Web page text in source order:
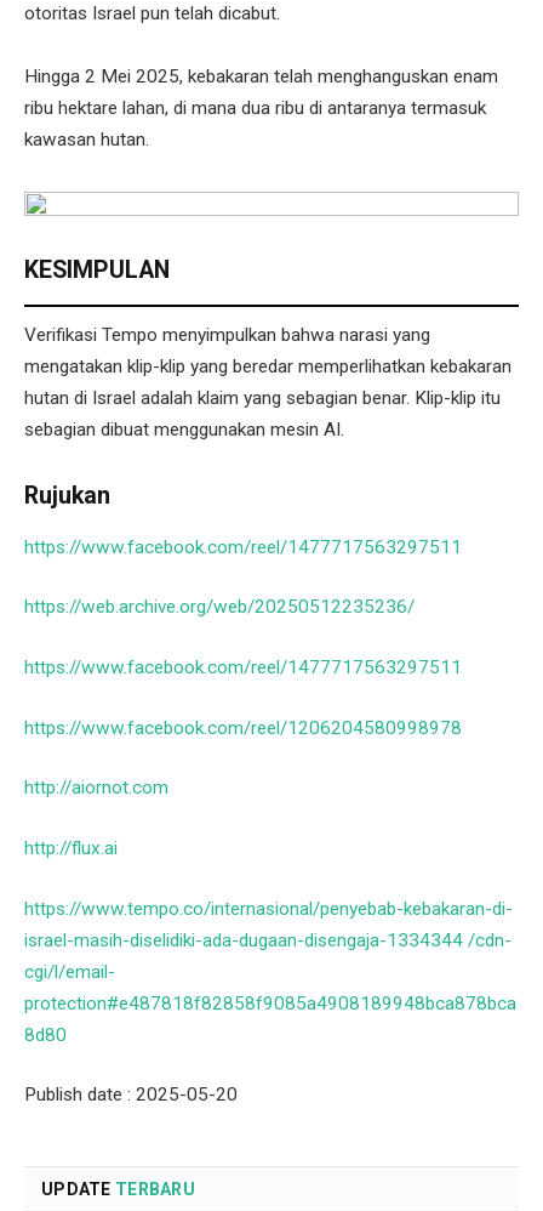
otoritas Israel pun telah dicabut.
Hingga 2 Mei 2025, kebakaran telah menghanguskan enam
ribu hektare lahan, di mana dua ribu di antaranya termasuk
kawasan hutan.
KESIMPULAN
Verifikasi Tempo menyimpulkan bahwa narasi yang
mengatakan klip-klip yang beredar memperlihatkan kebakaran
hutan di Israel adalah klaim yang sebagian benar. Klip-klip itu
sebagian dibuat menggunakan mesin AI.
Rujukan
https://www.facebook.com/reel/1477717563297511
https://web.archive.org/web/20250512235236/
https://www.facebook.com/reel/1477717563297511
https://www.facebook.com/reel/1206204580998978
http://aiornot.com
http://flux.ai
https://www.tempo.co/internasional/penyebab-kebakaran-di-
israel-masih-diselidiki-ada-dugaan-disengaja-1334344 /cdn-
cgi/l/email-
protection#e487818f82858f9085a4908189948bca878bca
8d80
Publish date : 2025-05-20
UPDATE TERBARU